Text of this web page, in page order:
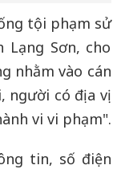
tội phạm sử
Lạng Sơn, cho
nhằm vào cán
người có địa vị
vi vi phạm".
tin, số điện